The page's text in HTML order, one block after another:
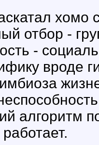
хомо
отбор -
-
вроде
алгоритм